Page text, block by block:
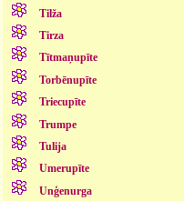
Tilža
Tirza
Tītmaņupīte
Torbēnupīte
Triecupīte
Trumpe
Tulija
Umerupīte
Unģenurga